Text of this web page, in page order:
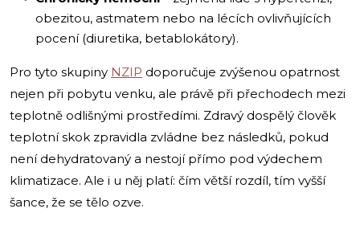
obezitou, astmatem nebo na lécích ovlivňujících
pocení (diuretika, betablokátory).
Pro tyto skupiny NZIP doporučuje zvýšenou opatrnost
nejen při pobytu venku, ale právě při přechodech mezi
teplotně odlišnými prostředími. Zdravý dospělý člověk
teplotní skok zpravidla zvládne bez následků, pokud
není dehydratovaný a nestojí přímo pod výdechem
klimatizace. Ale i u něj platí: čím větší rozdíl, tím vyšší
šance, že se tělo ozve.